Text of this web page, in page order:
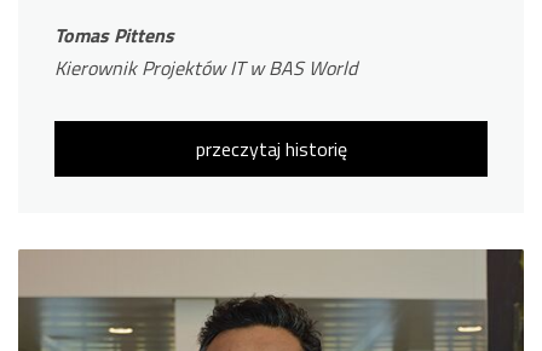
Tomas Pittens
Kierownik Projektów IT w BAS World
przeczytaj historię